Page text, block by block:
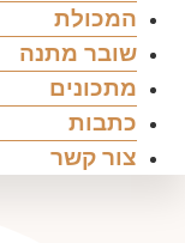
המכולת
שובר מתנה
מתכונים
כתבות
צור קשר